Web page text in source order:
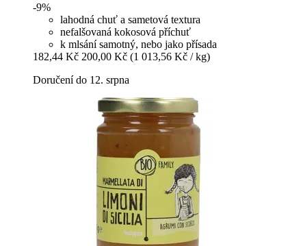
-9%
lahodná chuť a sametová textura
nefalšovaná kokosová příchuť
k mlsání samotný, nebo jako přísada
182,44 Kč 200,00 Kč (1 013,56 Kč / kg)
Doručení do 12. srpna